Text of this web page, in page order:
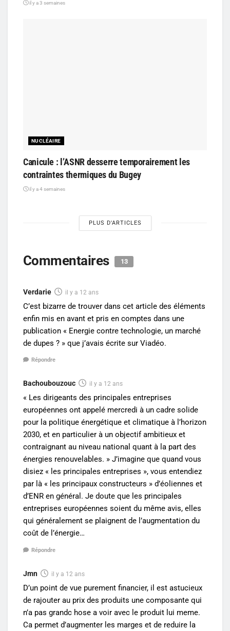
il y a 3 semaines
NUCLÉAIRE
Canicule : l’ASNR desserre temporairement les
contraintes thermiques du Bugey
il y a 4 semaines
PLUS D'ARTICLES
Commentaires 13
Verdarie il y a 12 ans
C’est bizarre de trouver dans cet article des éléments
enfin mis en avant et pris en comptes dans une
publication « Energie contre technologie, un marché
de dupes ? » que j’avais écrite sur Viadéo.
Répondre
Bachoubouzouc il y a 12 ans
« Les dirigeants des principales entreprises
européennes ont appelé mercredi à un cadre solide
pour la politique énergétique et climatique à l’horizon
2030, et en particulier à un objectif ambitieux et
contraignant au niveau national quant à la part des
énergies renouvelables. » J’imagine que quand vous
disiez « les principales entreprises », vous entendiez
par là « les principaux constructeurs » d’éoliennes et
d’ENR en général. Je doute que les principales
entreprises européennes soient du même avis, elles
qui généralement se plaignent de l’augmentation du
coût de l’énergie…
Répondre
Jmn il y a 12 ans
D’un point de vue purement financier, il est astucieux
de rajouter au prix des produits une composante qui
n’a pas grandc hose a voir avec le produit lui meme.
Ca permet d’augmenter les marges et de reduire la